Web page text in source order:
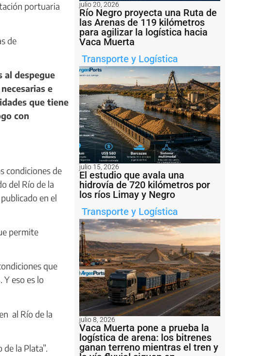
portuaria
de
al despegue
e
que tiene
con
condiciones de
del Río de la
en el
permite
que
Y eso es lo
al Río de la
la Plata”.
julio 20, 2026
Río Negro proyecta una Ruta de
las Arenas de 119 kilómetros
para agilizar la logística hacia
Vaca Muerta
Transporte y Logística
julio 15, 2026
El estudio que avala una
hidrovía de 720 kilómetros por
los ríos Limay y Negro
Transporte y Logística
julio 8, 2026
Vaca Muerta pone a prueba la
logística de arena: los bitrenes
ganan terreno mientras el tren y